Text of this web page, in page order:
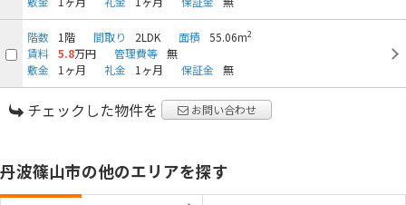
階数 1階 間取り 2LDK 面積 55.06m2
賃料 5.8万円 管理費等 無
敷金
1ヶ月 礼金 1ヶ月 保証金 無
チェックした物件を お問い合わせ
丹波篠山市の他のエリアを探す